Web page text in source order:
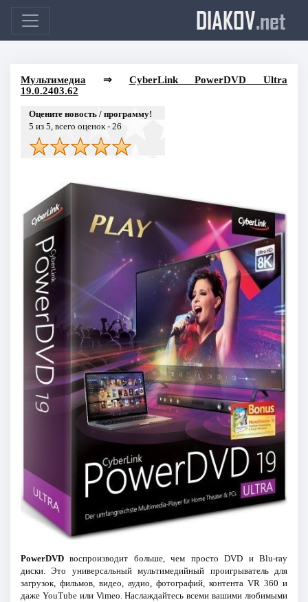
DIAKOV.net
Мультимедиа ⇒ CyberLink PowerDVD Ultra
19.0.2403.62
Оцените новость / программу!
5 из 5, всего оценок - 26
PowerDVDвоспроизводит больше, чем просто DVD и Blu-ray
диски. Это универсальный мультимедийный проигрыватель для
загрузок, фильмов, видео, аудио, фотографий, контента VR 360 и
даже YouTube или Vimeo. Наслаждайтесь всеми вашими любимыми